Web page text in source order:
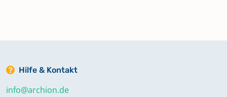
Hilfe & Kontakt
info@archion.de